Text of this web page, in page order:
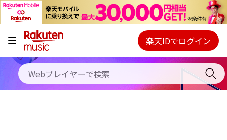
キャンペーン
料金プラン
使い方
Webプレイヤー
ご契約内容の確認・変更
楽天IDでログイン